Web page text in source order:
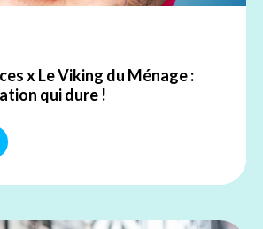
x Le Viking du Ménage :
qui dure !